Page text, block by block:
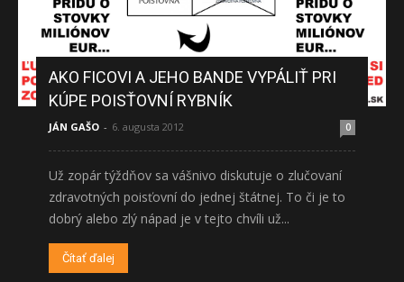
AKO FICOVI A JEHO BANDE VYPÁLIŤ PRI
KÚPE POISŤOVNÍ RYBNÍK
JÁN GAŠO - 6. augusta 2012 0
Už zopár týždňov sa vášnivo diskutuje o zlučovaní
zdravotných poisťovní do jednej štátnej. To či je to
dobrý alebo zlý nápad je v tejto chvíli už...
Čítať ďalej